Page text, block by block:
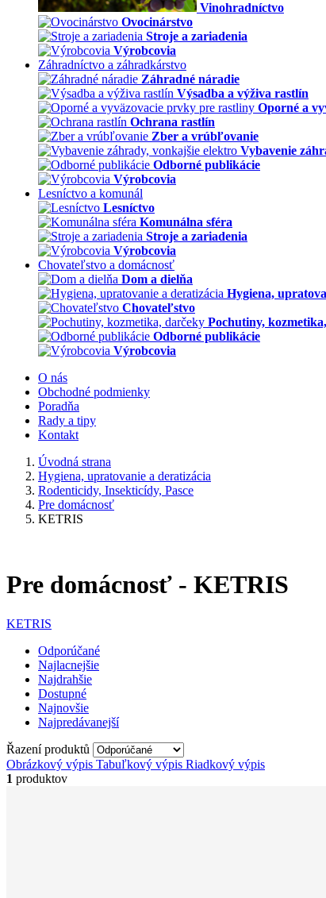
Vinohradníctvo
Ovocinárstvo
Stroje a zariadenia
Výrobcovia
Záhradníctvo a záhradkárstvo
Záhradné náradie
Výsadba a výživa rastlín
Oporné a
Ochrana rastlín
Zber a vrúbľovanie
Vybavenie
Odborné publikácie
Výrobcovia
Lesníctvo a komunál
Lesníctvo
Komunálna sféra
Stroje a zariadenia
Výrobcovia
Chovateľstvo a domácnosť
Dom a dielňa
Hygiena,
Chovateľstvo
Pochutiny,
Odborné publikácie
Výrobcovia
O nás
Obchodné podmienky
Poradňa
Rady a tipy
Kontakt
Úvodná strana
Hygiena, upratovanie a deratizácia
Rodenticidy, Insekticídy, Pasce
Pre domácnosť
KETRIS
Pre domácnosť - KETRIS
KETRIS
Odporúčané
Najlacnejšie
Najdrahšie
Dostupné
Najnovšie
Najpredávanejší
Řazení produktů
Obrázkový výpis Tabuľkový výpis Riadkový výpis
1 produktov